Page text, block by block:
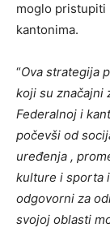
moglo pristupiti
kantonima.
“Ova strategija
koji su značajni
Federalnoj i
počevši od
uređenja ,
kulture i sporta
odgovorni za
svojoj oblasti